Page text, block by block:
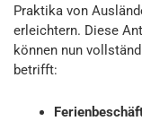
Praktika von
erleichtern. Diese
können nun
betrifft: